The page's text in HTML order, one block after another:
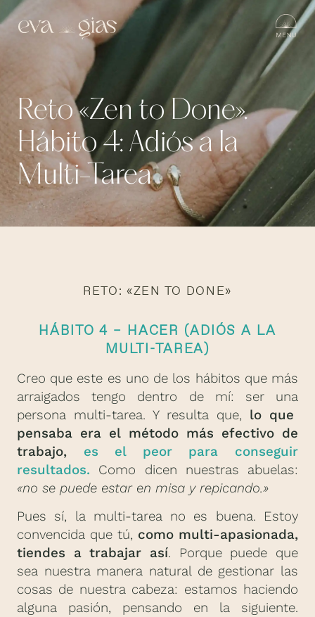
Reto «Zen to Done».
Hábito 4: Adiós a la
Multi-Tarea
RETO: «ZEN TO DONE»
HÁBITO 4 – HACER (ADIÓS A LA
MULTI-TAREA)
Creo que este es uno de los hábitos que más
arraigados tengo dentro de mí: ser una
persona multi-tarea. Y resulta que, lo que
pensaba era el método más efectivo de
trabajo, es el peor para conseguir
resultados. Como dicen nuestras abuelas:
«no se puede estar en misa y repicando.»
Pues sí, la multi-tarea no es buena. Estoy
convencida que tú, como multi-apasionada,
tiendes a trabajar así. Porque puede que
sea nuestra manera natural de gestionar las
cosas de nuestra cabeza: estamos haciendo
alguna pasión, pensando en la siguiente.